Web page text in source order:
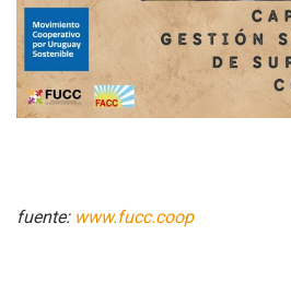
fuente: www.fucc.coop